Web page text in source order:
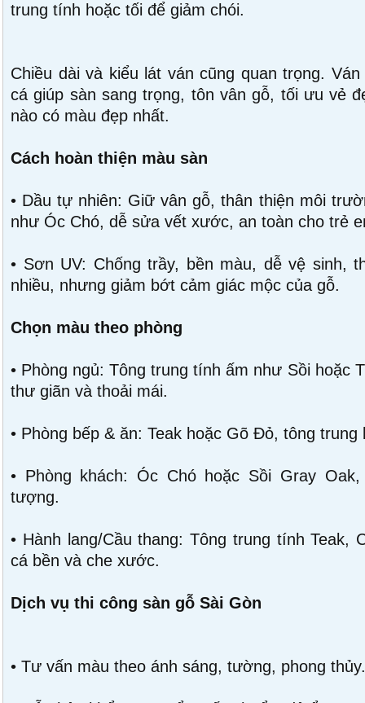
trung tính hoặc tối để giảm chói.
Chiều dài và kiểu lát ván cũng quan trọng.
cá giúp sàn sang trọng, tôn vân gỗ, tối ưu vẻ
nào có màu đẹp nhất.
Cách hoàn thiện màu sàn
• Dầu tự nhiên: Giữ vân gỗ, thân thiện môi
như Óc Chó, dễ sửa vết xước, an toàn cho trẻ
• Sơn UV: Chống trầy, bền màu, dễ vệ sinh,
nhiều, nhưng giảm bớt cảm giác mộc của gỗ.
Chọn màu theo phòng
• Phòng ngủ: Tông trung tính ấm như Sồi hoặc
thư giãn và thoải mái.
• Phòng bếp & ăn: Teak hoặc Gõ Đỏ, tông
• Phòng khách: Óc Chó hoặc Sồi Gray
tượng.
• Hành lang/Cầu thang: Tông trung tính Teak,
cá bền và che xước.
Dịch vụ thi công sàn gỗ Sài Gòn
• Tư vấn màu theo ánh sáng, tường, phong thủy.